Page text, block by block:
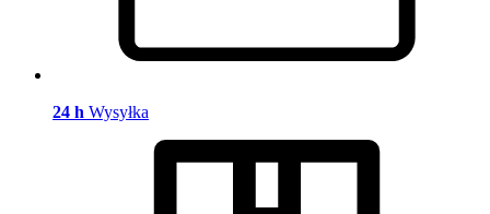
24 h Wysyłka